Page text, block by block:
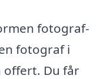
fotograf-
fotograf i
offert. Du får